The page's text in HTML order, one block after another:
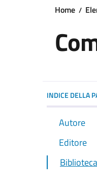
Home
INDICE DELLA
Autore
Editore
Biblioteca